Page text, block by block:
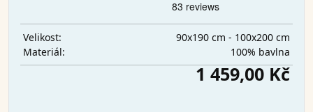
Velikost:
90x190 cm - 100x200 cm
Materiál:
100% bavlna
1 459,00 Kč